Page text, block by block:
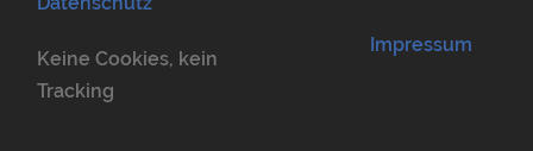
Keine Cookies, kein
Tracking
Impressum